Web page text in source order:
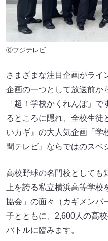
Ⓒフジテレビ
さまざまな注目企画がライ
企画の一つとして放送前か
「超！学校かくれんぼ」
るところに隠れ、全校生徒
いカギ』の大人気企画「学
間テレビ』ならではのスペ
高校野球の名門校としても
上を誇る私立横浜高等学
協会」の面々（カギメンバ
子とともに、2,600人の高
バトルに臨みます。